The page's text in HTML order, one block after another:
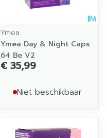
Ymea
Ymea Day & Night Caps
64 Be V2
€ 35,99
Niet beschikbaar